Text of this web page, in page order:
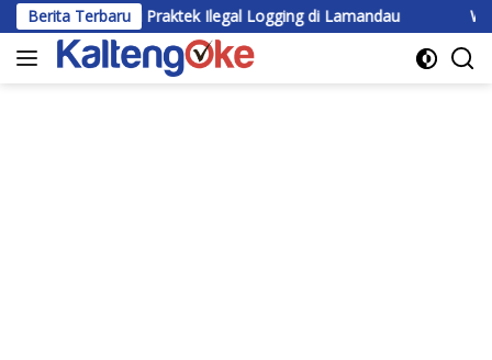
Langsung
ke
konten
Berita Terbaru
Ada Lagi Praktek Ilegal Logging di Lamandau Wabup